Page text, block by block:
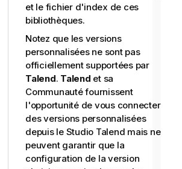
et le fichier d'index de ces
bibliothèques.
Notez que les versions
personnalisées ne sont pas
officiellement supportées par
Talend. Talend et sa
Communauté fournissent
l'opportunité de vous connecter à
des versions personnalisées
depuis le Studio Talend mais ne
peuvent garantir que la
configuration de la version